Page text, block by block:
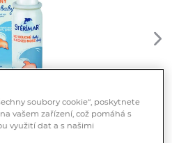
soubory cookie“, poskytnete
vašem zařízení, což pomáhá s
využití dat a s našimi